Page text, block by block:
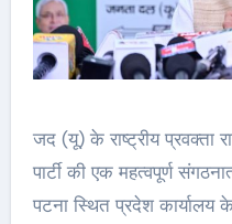
जद (यू) के राष्ट्रीय प्रवक्ता
पार्टी की एक महत्वपूर्ण
पटना स्थित प्रदेश कार्यालय